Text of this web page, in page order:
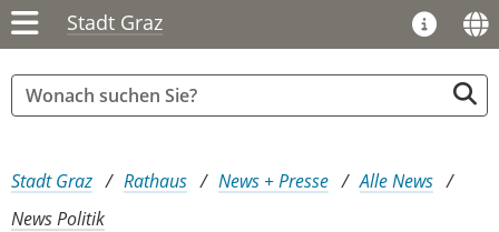
Stadt Graz
Sie sind hier:
Stadt Graz Rathaus News + Presse
Alle News
News Politik